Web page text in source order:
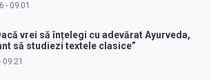
- 09:01
vrei să înțelegi cu adevărat Ayurveda,
să studiezi textele clasice”